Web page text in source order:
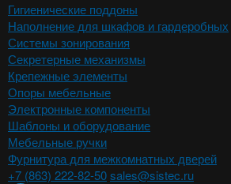
Гигиенические поддоны
Наполнение для шкафов и гардеробных
Системы зонирования
Секретерные механизмы
Крепежные элементы
Опоры мебельные
Электронные компоненты
Шаблоны и оборудование
Мебельные ручки
Фурнитура для межкомнатных дверей
+7 (863) 222-82-50sales@sistec.ru